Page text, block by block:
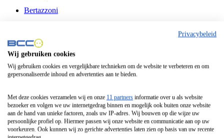
Bertazzoni
Fitelli
Airfryer
Frituurpan
Contactgrill
Broodbakmachine
Broodrooster
Privacybeleid
Wij gebruiken cookies
Wij gebruiken cookies en vergelijkbare technieken om de website te verbeteren en om
gepersonaliseerde inhoud en advertenties aan te bieden.
Met deze cookies verzamelen wij en onze 11 partners informatie over u als website
bezoeker en volgen we uw internetgedrag binnen en mogelijk ook buiten onze website
aan de hand van unieke factoren, zoals uw IP-adres. Wij bouwen op die wijze uw
persoonlijke profiel op. Hiermee passen wij onze website en communicatie aan op uw
voorkeuren. Ook kunnen wij zo gerichte advertenties laten zien op basis van uw recente